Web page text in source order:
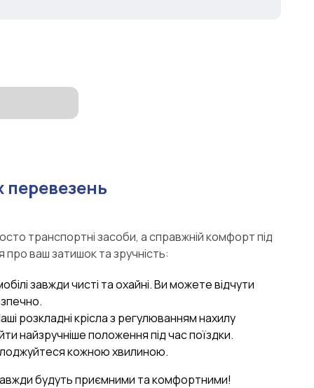
транспортні засоби, а справжній комфорт під
про ваш затишок та зручність:
завжди чисті та охайні. Ви можете відчути
розкладні крісла з регулюванням нахилу
найзручніше положення під час поїздки.
кожною хвилиною.
будуть приємними та комфортними!